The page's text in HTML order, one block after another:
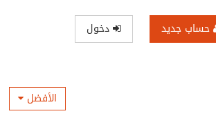
حساب جديد دخول
الأفضل